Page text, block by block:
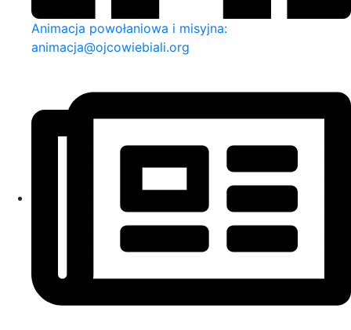
Animacja powołaniowa i misyjna:
animacja@ojcowiebiali.org